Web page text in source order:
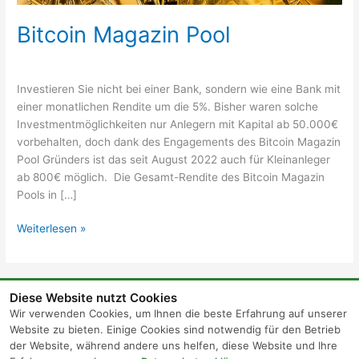
Bitcoin Magazin Pool
Investieren Sie nicht bei einer Bank, sondern wie eine Bank mit
einer monatlichen Rendite um die 5%. Bisher waren solche
Investmentmöglichkeiten nur Anlegern mit Kapital ab 50.000€
vorbehalten, doch dank des Engagements des Bitcoin Magazin
Pool Gründers ist das seit August 2022 auch für Kleinanleger
ab 800€ möglich. Die Gesamt-Rendite des Bitcoin Magazin
Pools in […]
Weiterlesen »
Diese Website nutzt Cookies
Wir verwenden Cookies, um Ihnen die beste Erfahrung auf unserer
Website zu bieten. Einige Cookies sind notwendig für den Betrieb
der Website, während andere uns helfen, diese Website und Ihre